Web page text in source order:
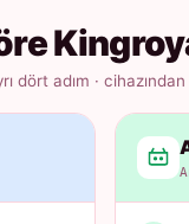
dört adım ·